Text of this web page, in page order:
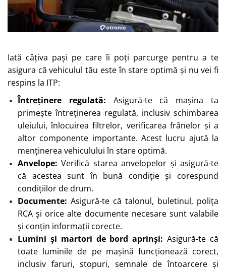
Iată câțiva pași pe care îi poți parcurge pentru a te
asigura că vehiculul tău este în stare optimă și nu vei fi
respins la ITP:
Întreținere regulată: Asigură-te că mașina ta
primește întreținerea regulată, inclusiv schimbarea
uleiului, înlocuirea filtrelor, verificarea frânelor și a
altor componente importante. Acest lucru ajută la
menținerea vehiculului în stare optimă.
Anvelope:Verifică starea anvelopelor și asigură-te
că acestea sunt în bună condiție și corespund
condițiilor de drum.
Documente: Asigură-te că talonul, buletinul, polița
RCA și orice alte documente necesare sunt valabile
și conțin informații corecte.
Lumini și martori de bord aprinși:Asigură-te că
toate luminile de pe mașină funcționează corect,
inclusiv faruri, stopuri, semnale de întoarcere și